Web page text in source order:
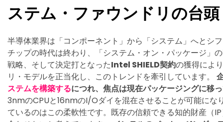
ステム・ファウンドリの台頭
半導体業界は「コンポーネント」から「システム」へとシ
チップの時代は終わり、「システム・オン・パッケージ」
戦略、そして決定打となったIntel SHIELD契約の獲得によ
リ・モデルを正当化し、このトレンドを牽引しています。
ステムを構築するにつれ、焦点は現在パッケージングに移
3nmのCPUと16nmのI/Oダイを混在させることが可能にな
ているのはこの柔軟性です。既存の信頼できる知的財産（